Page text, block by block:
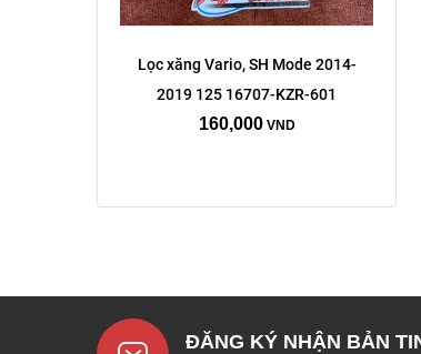
Lọc xăng Vario, SH Mode 2014-
2019 125 16707-KZR-601
160,000 VND
ĐĂNG KÝ NHẬN BẢN